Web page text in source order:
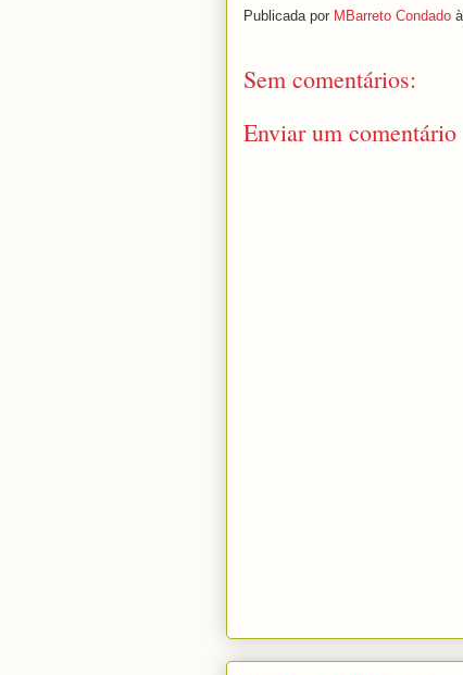
Publicada por MBarreto Condado
Sem comentários:
Enviar um comentário